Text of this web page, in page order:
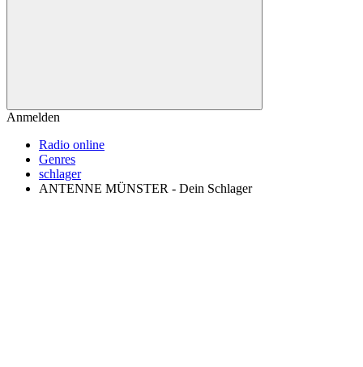
Anmelden
Radio online
Genres
schlager
ANTENNE MÜNSTER - Dein Schlager